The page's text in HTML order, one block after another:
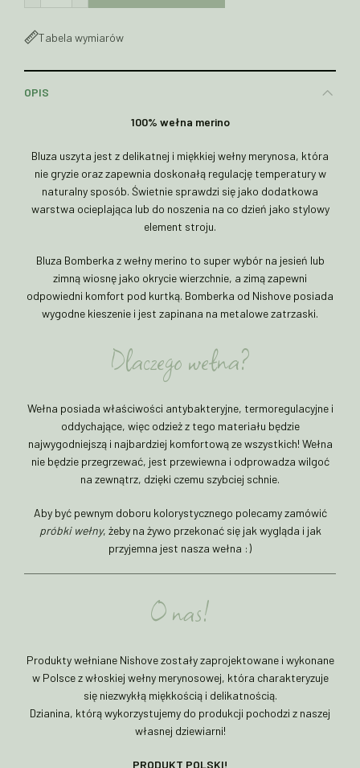
Tabela wymiarów
OPIS
100% wełna merino
Bluza uszyta jest z delikatnej i miękkiej wełny merynosa, która
nie gryzie oraz zapewnia doskonałą regulację temperatury w
naturalny sposób. Świetnie sprawdzi się jako dodatkowa
warstwa ocieplająca lub do noszenia na co dzień jako stylowy
element stroju.
Bluza Bomberka z wełny merino to super wybór na jesień lub
zimną wiosnę jako okrycie wierzchnie, a zimą zapewni
odpowiedni komfort pod kurtką. Bomberka od Nishove posiada
wygodne kieszenie i jest zapinana na metalowe zatrzaski.
Dlaczego wełna?
Wełna posiada właściwości antybakteryjne, termoregulacyjne i
oddychające, więc odzież z tego materiału będzie
najwygodniejszą i najbardziej komfortową ze wszystkich! Wełna
nie będzie przegrzewać, jest przewiewna i odprowadza wilgoć
na zewnątrz, dzięki czemu szybciej schnie.
Aby być pewnym doboru kolorystycznego polecamy zamówić
próbki wełny, żeby na żywo przekonać się jak wygląda i jak
przyjemna jest nasza wełna :)
O nas!
Produkty wełniane Nishove zostały zaprojektowane i wykonane
w Polsce z włoskiej wełny merynosowej, która charakteryzuje
się niezwykłą miękkością i delikatnością.
Dzianina, którą wykorzystujemy do produkcji pochodzi z naszej
własnej dziewiarni!
PRODUKT POLSKI!